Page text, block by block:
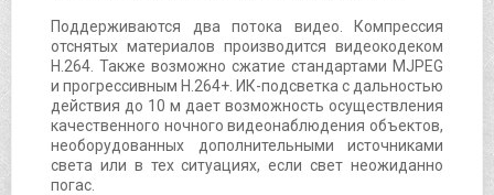
Поддерживаются два потока видео. Компрессия
отснятых материалов производится видеокодеком
H.264. Также возможно сжатие стандартами MJPEG
и прогрессивным H.264+. ИК-подсветка с дальностью
действия до 10 м дает возможность осуществления
качественного ночного видеонаблюдения объектов,
необорудованных дополнительными источниками
света или в тех ситуациях, если свет неожиданно
погас.